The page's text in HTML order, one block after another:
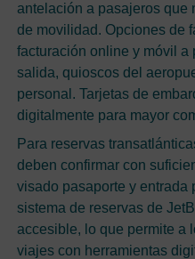
antelación a pasajeros que
de movilidad. Opciones de
facturación online y móvil a
salida, quioscos del
personal. Tarjetas de
digitalmente para mayor
Para reservas
deben confirmar con
visado pasaporte y entrada
sistema de reservas de
accesible, lo que permite a
viajes con herramientas